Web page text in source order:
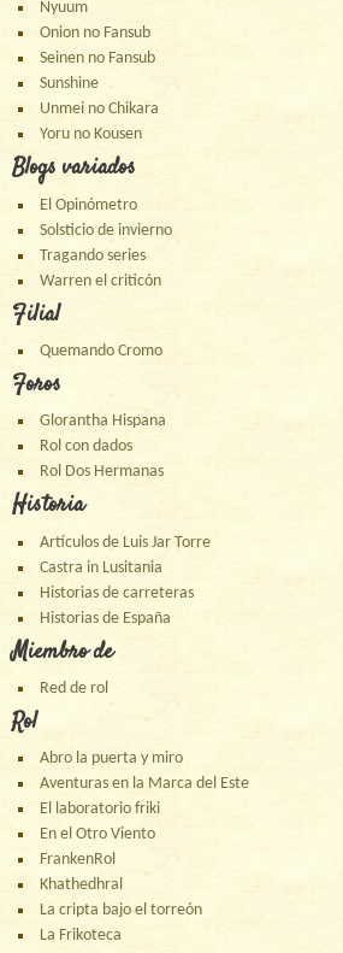
Ñyuum
Onion no Fansub
Seinen no Fansub
Sunshine
Unmei no Chikara
Yoru no Kousen
Blogs variados
El Opinómetro
Solsticio de invierno
Tragando series
Warren el criticón
Filial
Quemando Cromo
Foros
Glorantha Hispana
Rol con dados
Rol Dos Hermanas
Historia
Artículos de Luis Jar Torre
Castra in Lusitania
Historias de carreteras
Historias de España
Miembro de
Red de rol
Rol
Abro la puerta y miro
Aventuras en la Marca del Este
El laboratorio friki
En el Otro Viento
FrankenRol
Khathedhral
La cripta bajo el torreón
La Frikoteca